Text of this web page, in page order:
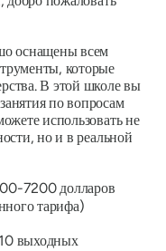
оснащены всем
которые
В этой школе вы
по вопросам
использовать не
но и в реальной
7200 долларов
тарифа)
выходных